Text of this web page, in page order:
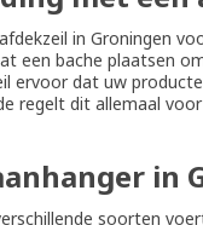
in Groningen
een bache plaatsen
ervoor dat uw
regelt dit allemaal
in
soorten